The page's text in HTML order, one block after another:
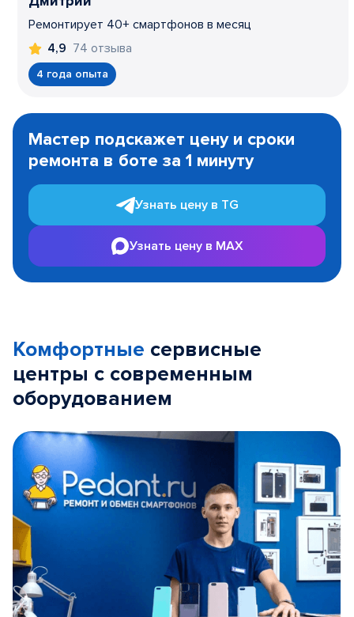
Ремонтирует 40+ смартфонов в месяц
4,9 74 отзыва
4 года опыта
1
Мастер подскажет цену и сроки
ремонта в боте за 1 минуту
Узнать цену в TG
Узнать цену в MAX
Комфортные сервисные
центры с современным
оборудованием